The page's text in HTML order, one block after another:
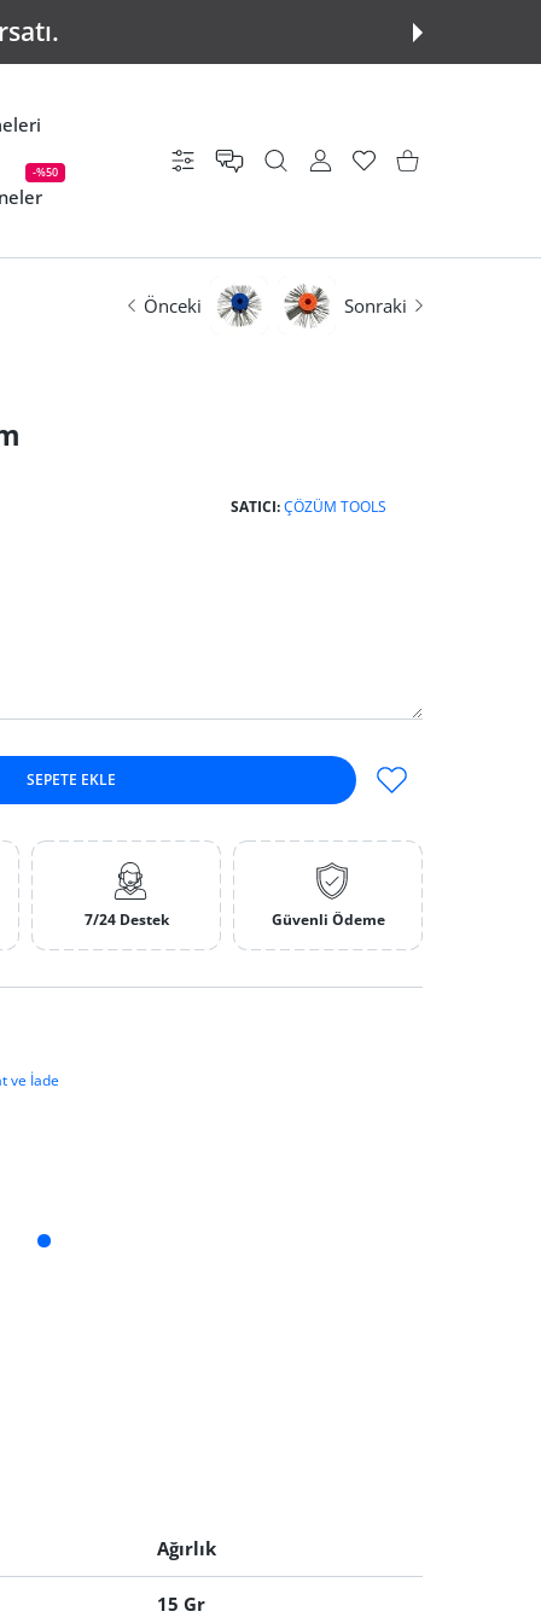
Kargoya Teslim Edilir.
-%50 Ayarlar KULLANICI HESABI
istek listesiAlışveriş Sepeti
Önceki Sonraki
SATICI:ÇÖZÜM TOOLS
Title için adedi artırın
adedi artırın
SEPETE EKLE
7/24 Destek Güvenli Ödeme
ve İade
Ağırlık
15 Gr